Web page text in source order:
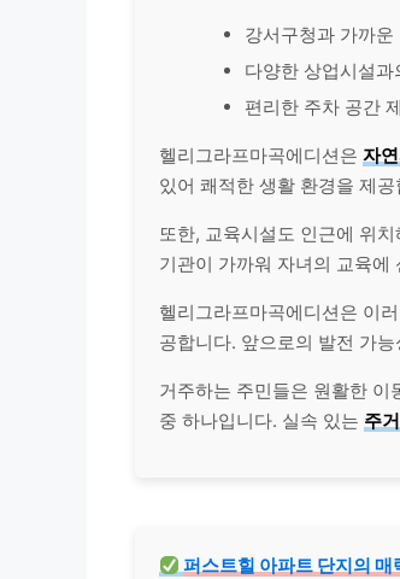
강서구청과 가까운
다양한 상업시설과
편리한 주차 공간
헬리그라프마곡에디션은 자
있어 쾌적한 생활 환경을 제공
또한, 교육시설도 인근에 위
기관이 가까워 자녀의 교육에
헬리그라프마곡에디션은 이
공합니다. 앞으로의 발전 가
거주하는 주민들은 원활한 이
중 하나입니다. 실속 있는 주
퍼스트힐 아파트 단지의